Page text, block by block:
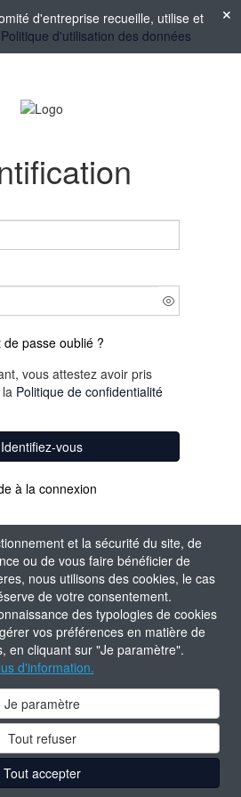
et la sécurité du site, de
ou de vous faire bénéficier de
nous utilisons des cookies, le cas
de votre consentement.
des typologies de cookies
vos préférences en matière de
en cliquant sur "Je paramètre".
d'information.
Je paramètre
Tout refuser
Tout accepter
d'entreprise recueille, utilise et
Politique d'utilisation des données
de passe oublié ?
vous attestez avoir pris
Politique de confidentialité
Identifiez-vous
à la connexion